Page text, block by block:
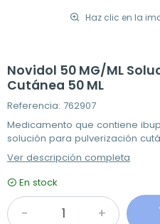
Haz clic en la
Novidol 50 MG/ML
Cutánea 50 ML
Referencia: 762907
Medicamento que contiene
solución para pulverización
Ver descripción completa
En stock